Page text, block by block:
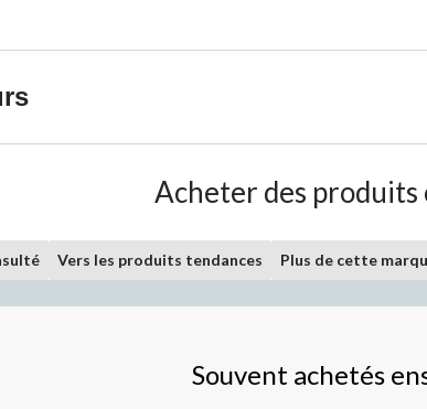
Acheter des produits
Vers les produits tendances Plus de cette
Souvent achetés